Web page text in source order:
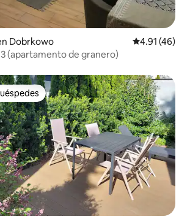
Dobrkowo Calificación
4.91 (46)
(apartamento de granero)